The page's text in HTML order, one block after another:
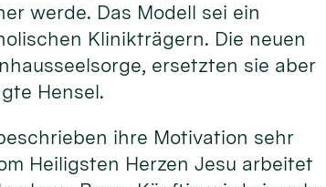
werde. Das Modell sei ein
Klinikträgern. Die neuen
ersetzten sie aber
Hensel.
ihre Motivation sehr
Heiligsten Herzen Jesu arbeitet